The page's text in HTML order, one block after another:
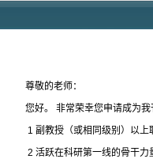
尊敬的老师：
您好。 非常荣幸您申请成为我
1 副教授（或相同级别）以上
2 活跃在科研第一线的骨干力